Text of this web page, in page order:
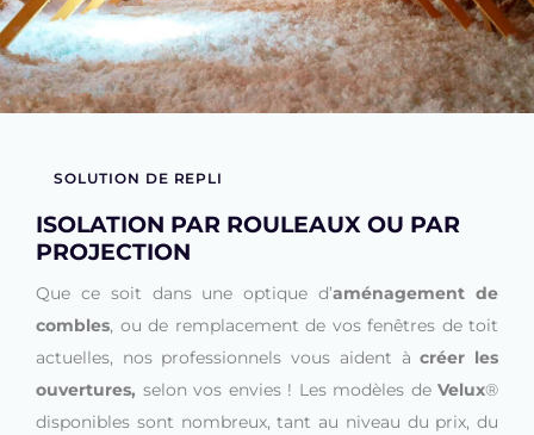
SOLUTION DE REPLI
ISOLATION PAR ROULEAUX OU PAR
PROJECTION
Que ce soit dans une optique d’aménagement de
combles, ou de remplacement de vos fenêtres de toit
actuelles, nos professionnels vous aident àcréer les
ouvertures, selon vos envies ! Les modèles de Velux®
disponibles sont nombreux, tant au niveau du prix, du